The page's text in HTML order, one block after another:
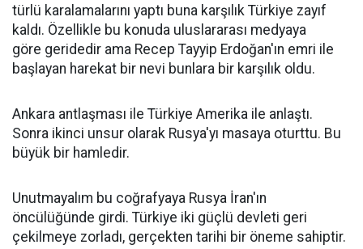
türlü karalamalarını yaptı buna karşılık Türkiye zayıf
kaldı. Özellikle bu konuda uluslararası medyaya
göre geridedir ama Recep Tayyip Erdoğan'ın emri ile
başlayan harekat bir nevi bunlara bir karşılık oldu.
Ankara antlaşması ile Türkiye Amerika ile anlaştı.
Sonra ikinci unsur olarak Rusya'yı masaya oturttu. Bu
büyük bir hamledir.
Unutmayalım bu coğrafyaya Rusya İran'ın
öncülüğünde girdi. Türkiye iki güçlü devleti geri
çekilmeye zorladı, gerçekten tarihi bir öneme sahiptir.